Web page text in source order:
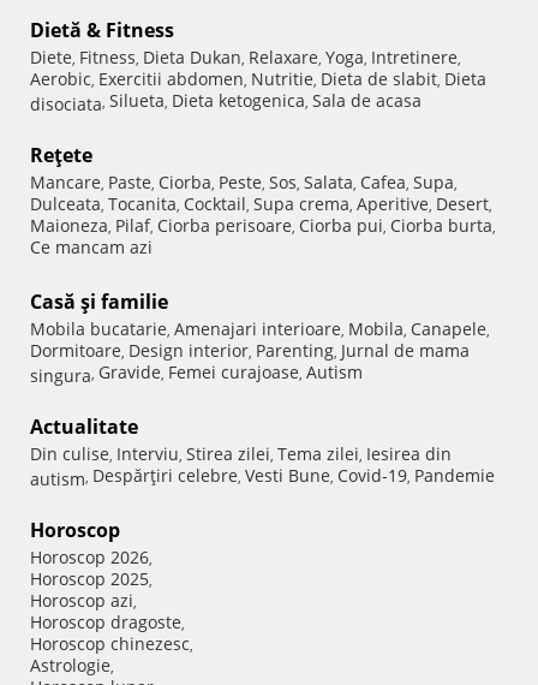
Dietă & Fitness
Diete, Fitness, Dieta Dukan, Relaxare, Yoga, Intretinere,
Aerobic, Exercitii abdomen, Nutritie, Dieta de slabit, Dieta
disociata, Silueta, Dieta ketogenica, Sala de acasa
Reţete
Mancare, Paste, Ciorba, Peste, Sos, Salata, Cafea, Supa,
Dulceata, Tocanita, Cocktail, Supa crema, Aperitive, Desert,
Maioneza, Pilaf, Ciorba perisoare, Ciorba pui, Ciorba burta,
Ce mancam azi
Casă şi familie
Mobila bucatarie, Amenajari interioare, Mobila, Canapele,
Dormitoare, Design interior, Parenting, Jurnal de mama
singura, Gravide, Femei curajoase, Autism
Actualitate
Din culise, Interviu, Stirea zilei, Tema zilei, Iesirea din
autism, Despărţiri celebre, Vesti Bune, Covid-19, Pandemie
Horoscop
Horoscop 2026,
Horoscop 2025,
Horoscop azi,
Horoscop dragoste,
Horoscop chinezesc,
Astrologie,